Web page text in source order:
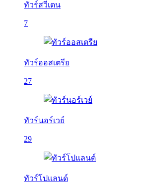
ทัวร์สวีเดน
7
ทัวร์ออสเตรีย
27
ทัวร์นอร์เวย์
29
ทัวร์โปแลนด์